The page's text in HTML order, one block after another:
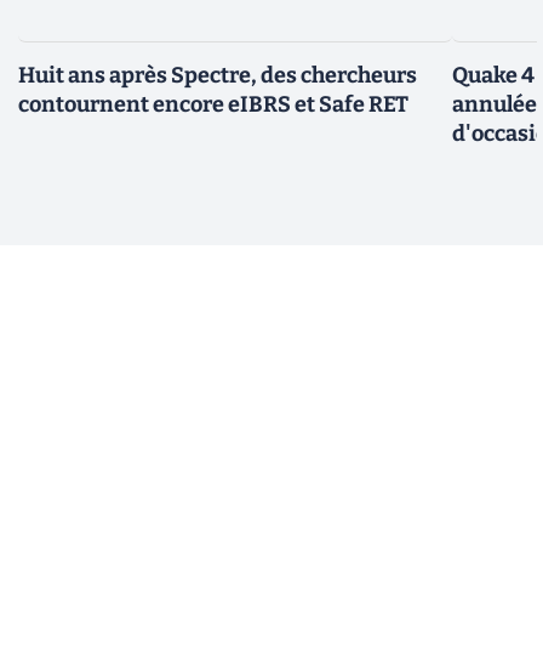
Huit ans après Spectre, des chercheurs
contournent encore eIBRS et Safe RET
Quake
annulée